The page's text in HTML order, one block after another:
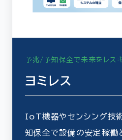
予兆/予知保全で未来をレス
ヨミレス
IoT機器やセンシング技
知保全で設備の安定稼働